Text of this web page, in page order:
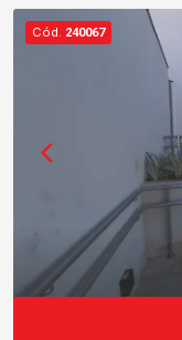
qualidade de vida. Destaques do
dormitórios,
ambientes;
Excelente
principais vias da cidade.
morar com
uma das
Agende uma
Cód. 240067